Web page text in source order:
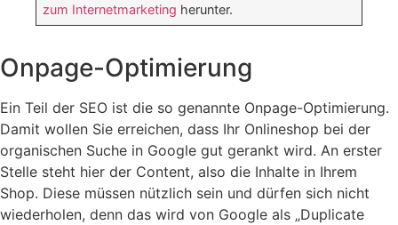
zum Internetmarketing herunter.
Onpage-Optimierung
Ein Teil der SEO ist die so genannte Onpage-Optimierung.
Damit wollen Sie erreichen, dass Ihr Onlineshop bei der
organischen Suche in Google gut gerankt wird. An erster
Stelle steht hier der Content, also die Inhalte in Ihrem
Shop. Diese müssen nützlich sein und dürfen sich nicht
wiederholen, denn das wird von Google als „Duplicate